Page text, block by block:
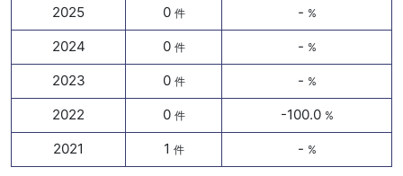
2025
0 件 - %
2024 0 件 - %
2023 0 件 - %
2022 0 件 -100.0 %
2021 1 件 - %